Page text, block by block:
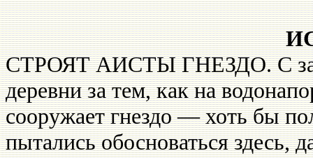
СТРОЯТ АИСТЫ ГНЕЗДО. С
деревни за тем, как на
сооружает гнездо — хоть бы
пыта­лись обосноваться